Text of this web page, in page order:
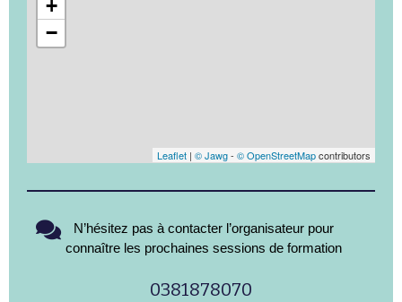
+
−
Leaflet | © Jawg- © OpenStreetMapcontributors
N’hésitez pas à contacter l’organisateur pour
connaître les prochaines sessions de formation
0381878070